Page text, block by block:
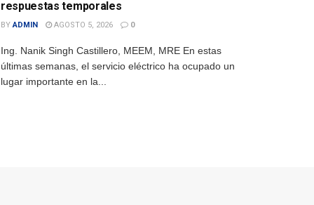
respuestas temporales
BY ADMIN AGOSTO 5, 2026 0
Ing. Nanik Singh Castillero, MEEM, MRE En estas
últimas semanas, el servicio eléctrico ha ocupado un
lugar importante en la...